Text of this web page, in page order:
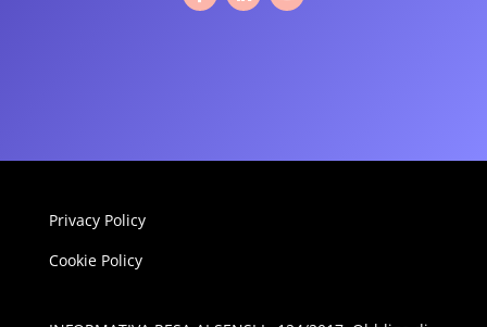
Privacy Policy
Cookie Policy